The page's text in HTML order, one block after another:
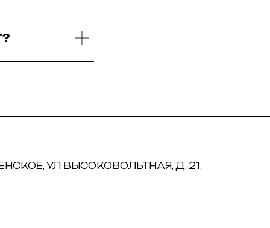
УЛ ВЫСОКОВОЛЬТНАЯ, Д. 21,